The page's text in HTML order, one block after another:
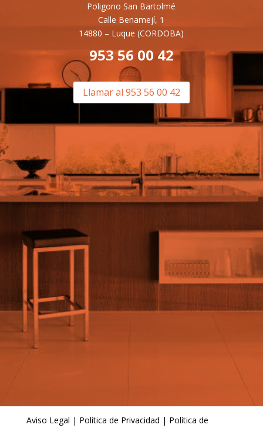
Poligono San Bartolmé
Calle Benamejí, 1
14880 – Luque (CORDOBA)
953 56 00 42
Llamar al 953 56 00 42
Aviso Legal | Política de Privacidad | Política de